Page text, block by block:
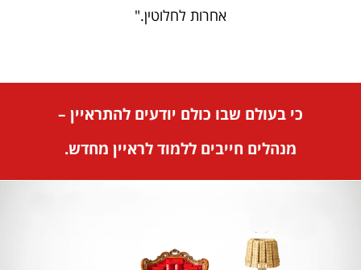
אחרות לחלוטין."
כי בעולם שבו כולם יודעים להתראיין –
מנהלים חייבים ללמוד לראיין מחדש.